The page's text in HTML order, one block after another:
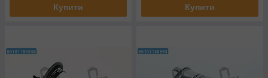
Купити Купити